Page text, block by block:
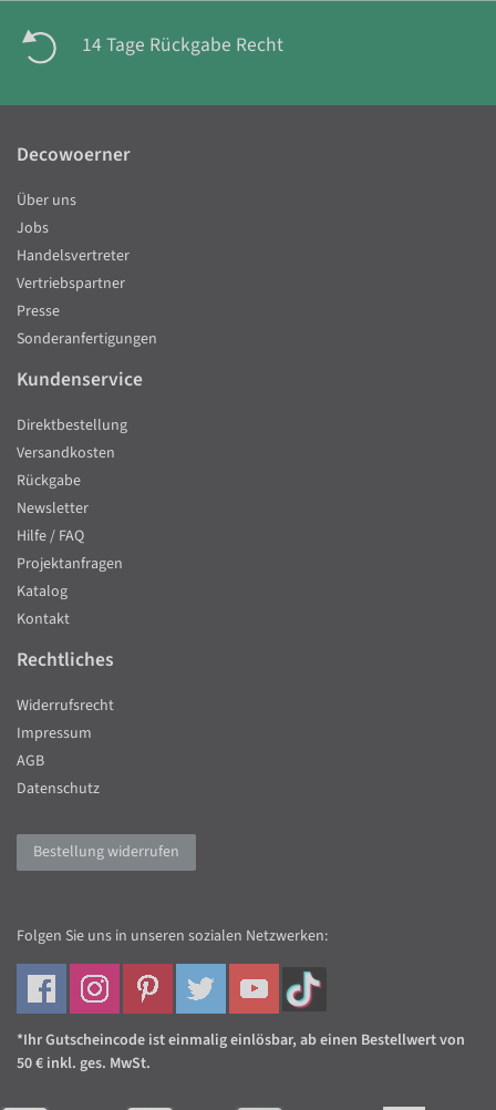
14 Tage Rückgabe Recht
Decowoerner
Über uns
Jobs
Handelsvertreter
Vertriebspartner
Presse
Sonderanfertigungen
Kundenservice
Direktbestellung
Versandkosten
Rückgabe
Newsletter
Hilfe / FAQ
Projektanfragen
Katalog
Kontakt
Rechtliches
Widerrufsrecht
Impressum
AGB
Datenschutz
Bestellung widerrufen
Folgen Sie uns in unseren sozialen Netzwerken:
*Ihr Gutscheincode ist einmalig einlösbar, ab einen Bestellwert von
50 € inkl. ges. MwSt.